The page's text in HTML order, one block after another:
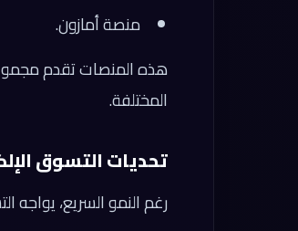
منصة أمازون.
هذه المنصات تقدم
المختلفة.
تحديات التسوق
رغم النمو السريع،